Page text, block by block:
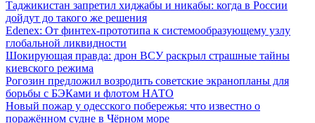
Таджикистан запретил хиджабы и никабы: когда в России
дойдут до такого же решения
Edenex: От финтех-прототипа к системообразующему узлу
глобальной ликвидности
Шокирующая правда: дрон ВСУ раскрыл страшные тайны
киевского режима
Рогозин предложил возродить советские экранопланы для
борьбы с БЭКами и флотом НАТО
Новый пожар у одесского побережья: что известно о
поражённом судне в Чёрном море